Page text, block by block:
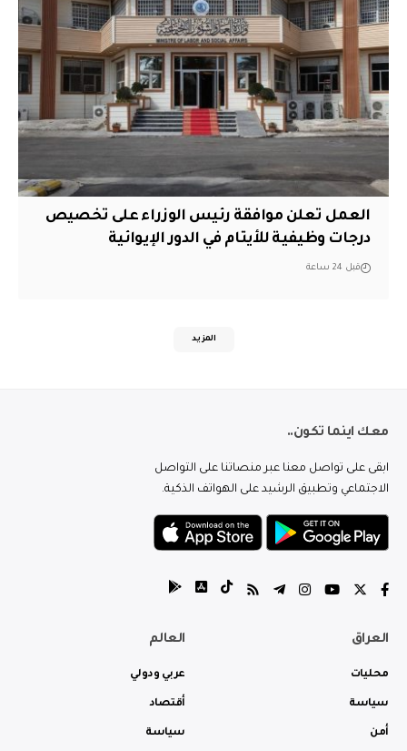
العمل تعلن موافقة رئيس الوزراء على تخصيص
درجات وظيفية للأيتام في الدور الإيوائية
قبل 24 ساعة
المزيد
معك اينما تكون..
ابقى على تواصل معنا عبر منصاتنا على التواصل
الاجتماعي وتطبيق الرشيد على الهواتف الذكية.
العراق
محليات
سياسة
أمن
العالم
عربي ودولي
أقتصاد
سياسة